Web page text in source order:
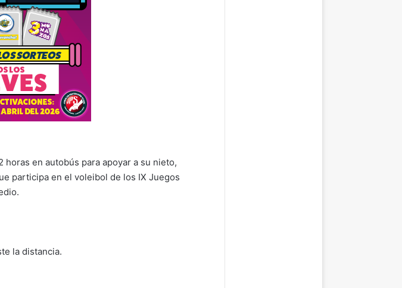
en autobús para apoyar a su nieto,
participa en el voleibol de los IX Juegos
la distancia.